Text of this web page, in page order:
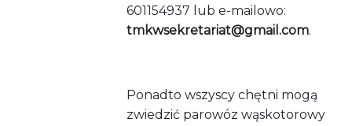
601154937 lub e-mailowo:
tmkwsekretariat@gmail.com.
Ponadto wszyscy chętni mogą
zwiedzić parowóz wąskotorowy